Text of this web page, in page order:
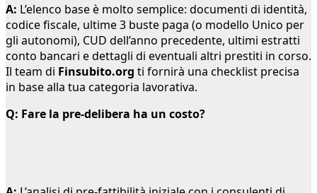
A: L’elenco base è molto semplice: documenti di identità,
codice fiscale, ultime 3 buste paga (o modello Unico per
gli autonomi), CUD dell’anno precedente, ultimi estratti
conto bancari e dettagli di eventuali altri prestiti in corso.
Il team di Finsubito.org ti fornirà una checklist precisa
in base alla tua categoria lavorativa.
Q: Fare la pre-delibera ha un costo?